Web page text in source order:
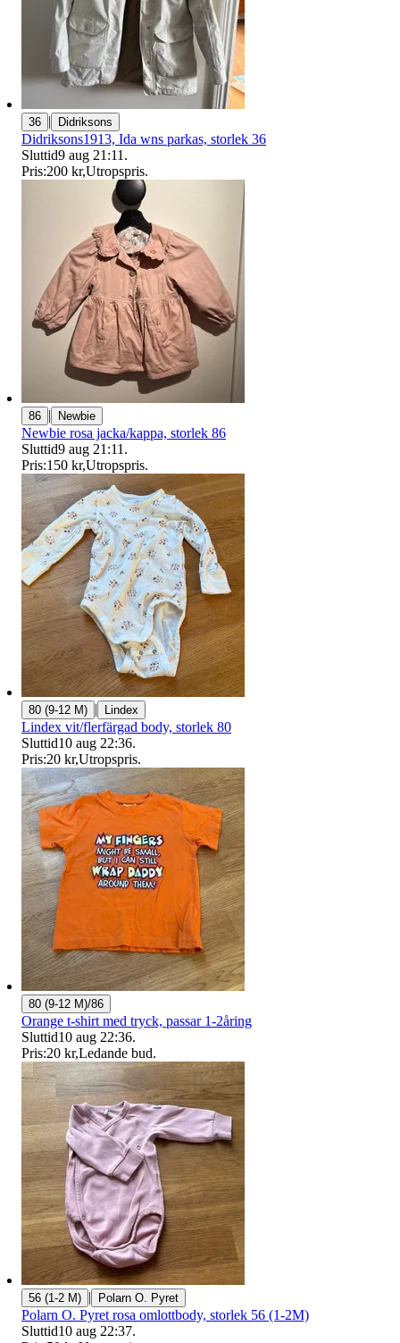
36 | Didriksons
Didriksons1913, Ida wns parkas, storlek 36
Sluttid9 aug 21:11 .
Pris:200 kr,Utropspris.
86 | Newbie
Newbie rosa jacka/kappa, storlek 86
Sluttid9 aug 21:11 .
Pris:150 kr,Utropspris.
80 (9-12 M) | Lindex
Lindex vit/flerfärgad body, storlek 80
Sluttid10 aug 22:36.
Pris:20 kr,Utropspris.
80 (9-12 M)/86
Orange t-shirt med tryck, passar 1-2åring
Sluttid10 aug 22:36.
Pris:20 kr,Ledande bud.
56 (1-2 M) | Polarn O. Pyret
Polarn O. Pyret rosa omlottbody, storlek 56 (1-2M)
Sluttid10 aug 22:37.